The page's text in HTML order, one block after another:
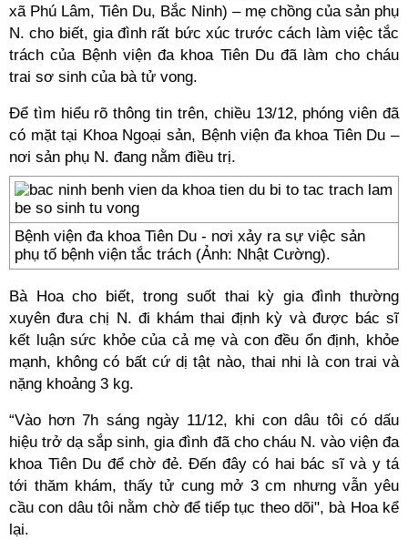
xã Phú Lâm, Tiên Du, Bắc Ninh) – mẹ chồng của sản phụ
N. cho biết, gia đình rất bức xúc trước cách làm việc tắc
trách của Bệnh viện đa khoa Tiên Du đã làm cho cháu
trai sơ sinh của bà tử vong.
Để tìm hiểu rõ thông tin trên, chiều 13/12, phóng viên đã
có mặt tại Khoa Ngoại sản, Bệnh viện đa khoa Tiên Du –
nơi sản phụ N. đang nằm điều trị.
Bệnh viện đa khoa Tiên Du - nơi xảy ra sự việc sản
phụ tố bệnh viện tắc trách (Ảnh: Nhật Cường).
Bà Hoa cho biết, trong suốt thai kỳ gia đình thường
xuyên đưa chị N. đi khám thai định kỳ và được bác sĩ
kết luận sức khỏe của cả mẹ và con đều ổn định, khỏe
mạnh, không có bất cứ dị tật nào, thai nhi là con trai và
nặng khoảng 3 kg.
“Vào hơn 7h sáng ngày 11/12, khi con dâu tôi có dấu
hiệu trở dạ sắp sinh, gia đình đã cho cháu N. vào viện đa
khoa Tiên Du để chờ đẻ. Đến đây có hai bác sĩ và y tá
tới thăm khám, thấy tử cung mở 3 cm nhưng vẫn yêu
cầu con dâu tôi nằm chờ để tiếp tục theo dõi", bà Hoa kể
lại.